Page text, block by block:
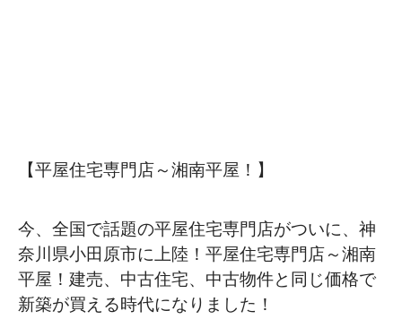
【平屋住宅専門店～湘南平屋！】
今、全国で話題の平屋住宅専門店がついに、神
奈川県小田原市に上陸！平屋住宅専門店～湘南
平屋！建売、中古住宅、中古物件と同じ価格で
新築が買える時代になりました！